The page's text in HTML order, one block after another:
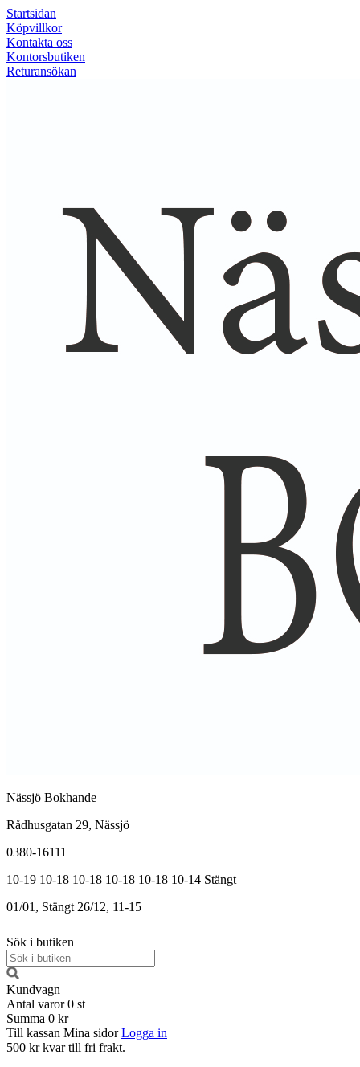
Startsidan
Köpvillkor
Kontakta oss
Kontorsbutiken
Returansökan
Nässjö Bokhande
Rådhusgatan 29, Nässjö
0380-16111
10-19 10-18 10-18 10-18 10-18 10-14 Stängt
01/01, Stängt 26/12, 11-15
Sök i butiken
Kundvagn
Antal varor 0 st
Summa 0 kr
Till kassan Mina sidor Logga in
500 kr kvar till fri frakt.